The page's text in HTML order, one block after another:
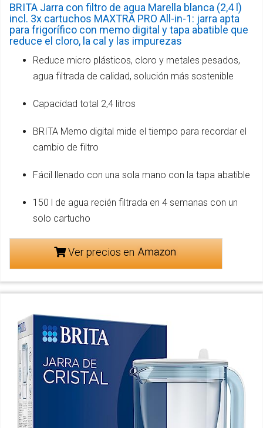
BRITA Jarra con filtro de agua Marella blanca (2,4 l)
incl. 3x cartuchos MAXTRA PRO All-in-1: jarra apta
para frigorífico con memo digital y tapa abatible que
reduce el cloro, la cal y las impurezas
Reduce micro plásticos, cloro y metales pesados,
agua filtrada de calidad, solución más sostenible
Capacidad total 2,4 litros
BRITA Memo digital mide el tiempo para recordar el
cambio de filtro
Fácil llenado con una sola mano con la tapa abatible
150 l de agua recién filtrada en 4 semanas con un
solo cartucho
Ver precios en